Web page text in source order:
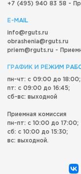
+7 (495) 940 83 58 -
E-MAIL
info@rguts.ru
obrashenia@rguts.ru
priem@rguts.ru -
ГРАФИК И РЕЖИМ
пн-чт: с 09:00 до 18:00;
пт: с 09:00 до 16:45;
сб-вс: выходной
Приемная комиссия
пн-пт: с 10:00 до 17:00;
сб: с 10:00 до 15:30;
вс: выходной.